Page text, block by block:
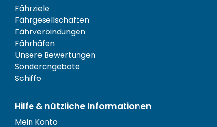
Fährziele
Fährgesellschaften
Fährverbindungen
Fährhäfen
Unsere Bewertungen
Sonderangebote
Schiffe
Hilfe & nützliche Informationen
Mein Konto